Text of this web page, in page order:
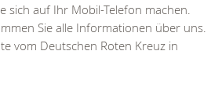
sich auf Ihr Mobil-Telefon machen.
Sie alle Informationen über uns.
vom Deutschen Roten Kreuz in